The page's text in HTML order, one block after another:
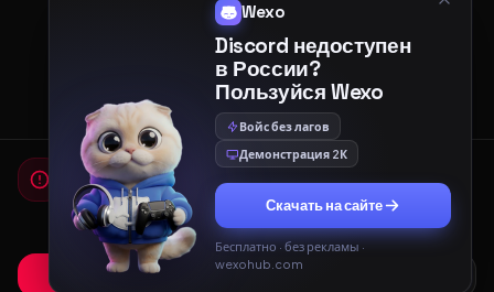
Мы используем cookies
Для работы сайта и показа рекламы мы используем
cookies. Продолжая использовать сайт, вы соглашаетесь с
Политикой конфиденциальностииПользовательским
соглашением.
Принять Только необходимые
Wexo
Discord недоступен
в России?
Пользуйся Wexo
Войс без лагов
Демонстрация 2К
Скачать на сайте
Бесплатно · без рекламы ·
wexohub.com